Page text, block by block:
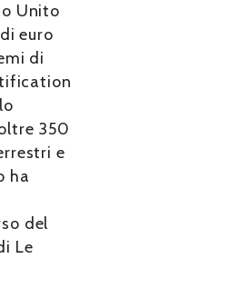
Unito
euro
di
350
e
ha
del
Le